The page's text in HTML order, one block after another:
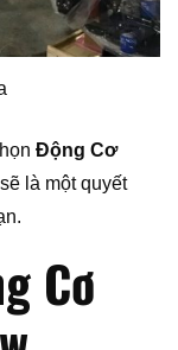
Động Cơ
là một quyết
Cơ